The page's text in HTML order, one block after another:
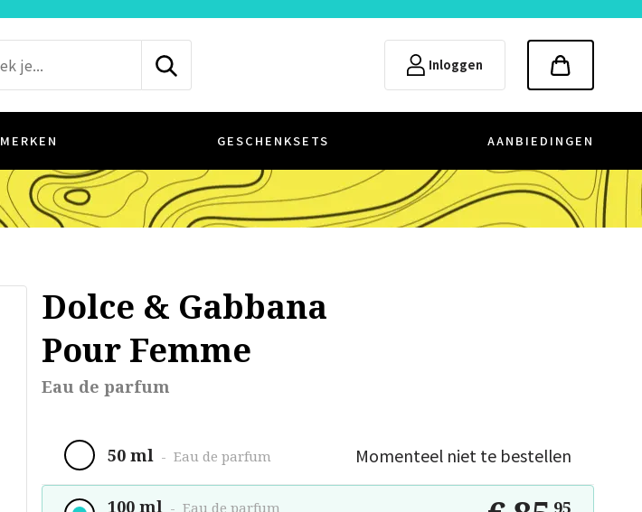
Inloggen
MERKEN GESCHENKSETS AANBIEDINGEN
Dolce & Gabbana
Pour Femme
Eau de parfum
50 ml - Eau de parfum Momenteel niet te bestellen
100 ml - Eau de parfum 95